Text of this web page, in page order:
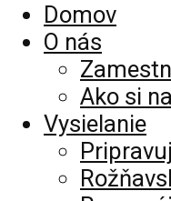
Domov
O nás
Ako si
Vysielanie